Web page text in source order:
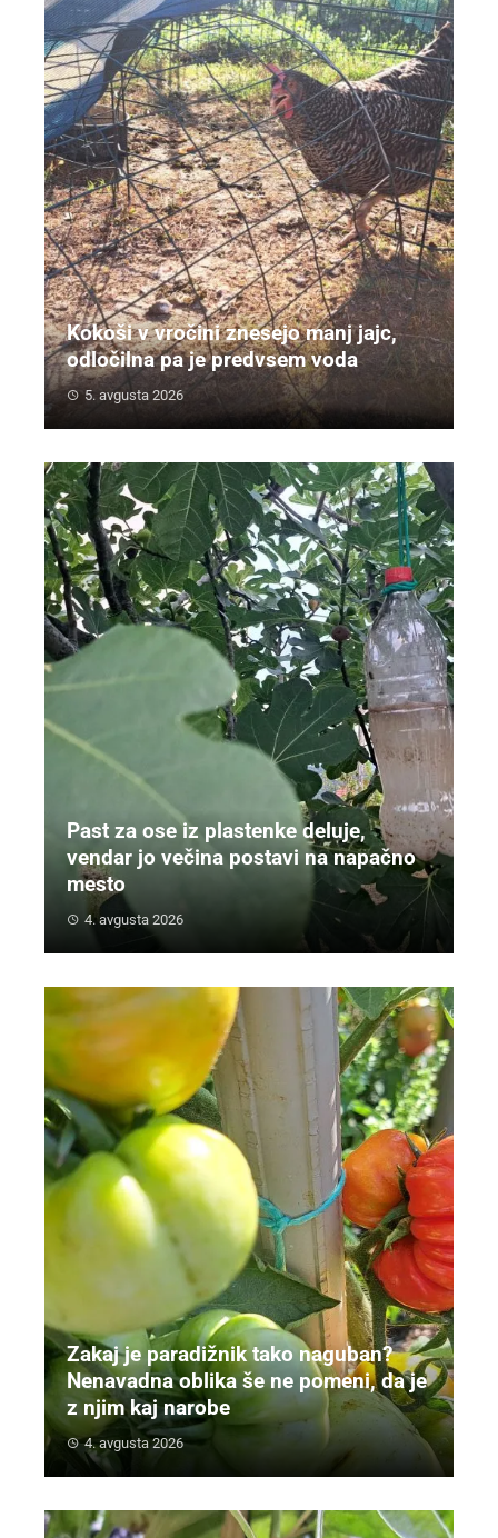
Kokoši v vročini znesejo manj jajc,
odločilna pa je predvsem voda
5. avgusta 2026
Past za ose iz plastenke deluje,
vendar jo večina postavi na napačno
mesto
4. avgusta 2026
Zakaj je paradižnik tako naguban?
Nenavadna oblika še ne pomeni, da je
z njim kaj narobe
4. avgusta 2026